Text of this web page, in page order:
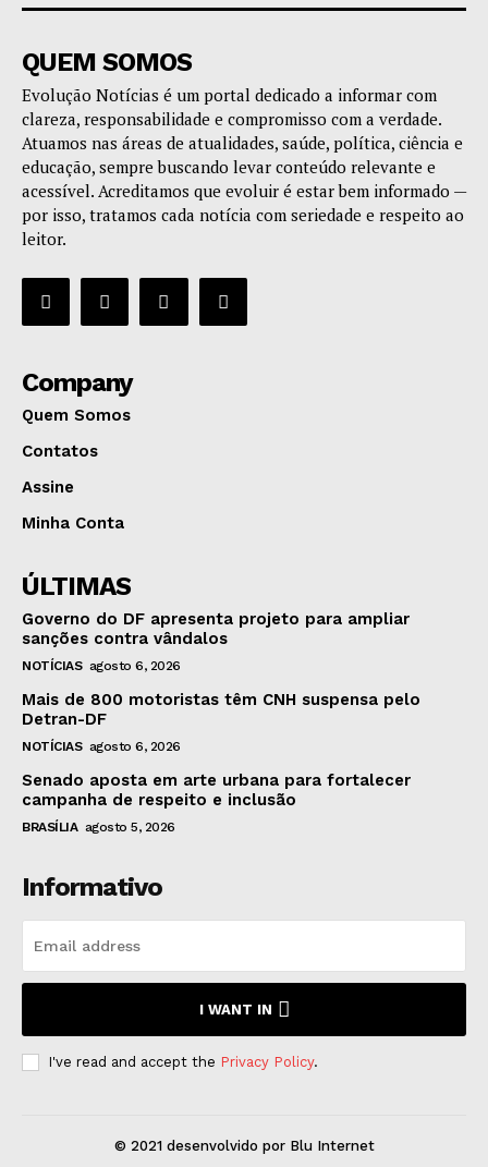
QUEM SOMOS
Evolução Notícias é um portal dedicado a informar com
clareza, responsabilidade e compromisso com a verdade.
Atuamos nas áreas de atualidades, saúde, política, ciência e
educação, sempre buscando levar conteúdo relevante e
acessível. Acreditamos que evoluir é estar bem informado —
por isso, tratamos cada notícia com seriedade e respeito ao
leitor.
Company
Quem Somos
Contatos
Assine
Minha Conta
ÚLTIMAS
Governo do DF apresenta projeto para ampliar
sanções contra vândalos
NOTÍCIAS agosto 6, 2026
Mais de 800 motoristas têm CNH suspensa pelo
Detran-DF
NOTÍCIAS agosto 6, 2026
Senado aposta em arte urbana para fortalecer
campanha de respeito e inclusão
BRASÍLIA agosto 5, 2026
Informativo
I WANT IN
I've read and accept the Privacy Policy.
© 2021 desenvolvido por Blu Internet